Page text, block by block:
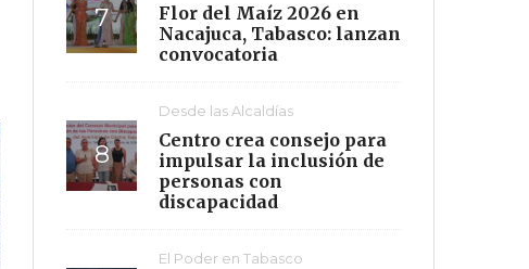
Flor del Maíz 2026 en
Nacajuca, Tabasco: lanzan
convocatoria
Desde las Alcaldías
Centro crea consejo para
impulsar la inclusión de
personas con
discapacidad
El Poder en Tabasco